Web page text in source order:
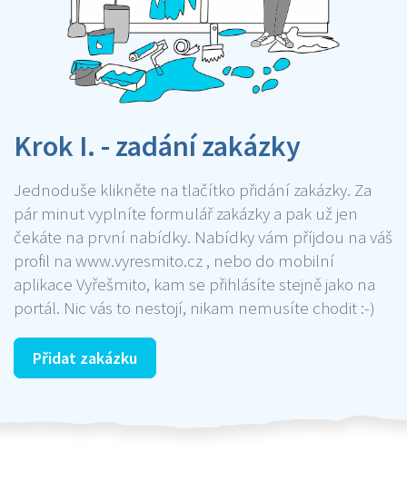
Krok I. - zadání zakázky
Jednoduše klikněte na tlačítko přidání zakázky. Za
pár minut vyplníte formulář zakázky a pak už jen
čekáte na první nabídky. Nabídky vám příjdou na váš
profil na www.vyresmito.cz , nebo do mobilní
aplikace Vyřešmito, kam se přihlásíte stejně jako na
portál. Nic vás to nestojí, nikam nemusíte chodit :-)
Přidat zakázku